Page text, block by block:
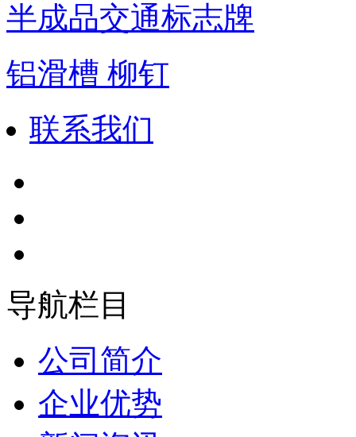
半成品交通标志牌
铝滑槽 柳钉
联系我们
导航栏目
公司简介
企业优势